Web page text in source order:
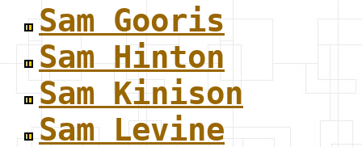
Sam Gooris
Sam Hinton
Sam Kinison
Sam Levine